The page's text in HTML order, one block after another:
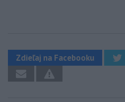
Zdieľaj na Facebooku